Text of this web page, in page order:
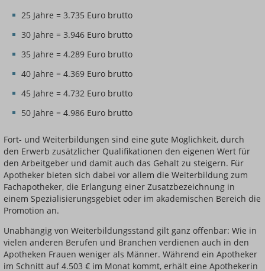
25 Jahre = 3.735 Euro brutto
30 Jahre = 3.946 Euro brutto
35 Jahre = 4.289 Euro brutto
40 Jahre = 4.369 Euro brutto
45 Jahre = 4.732 Euro brutto
50 Jahre = 4.986 Euro brutto
Fort- und Weiterbildungen sind eine gute Möglichkeit, durch
den Erwerb zusätzlicher Qualifikationen den eigenen Wert für
den Arbeitgeber und damit auch das Gehalt zu steigern. Für
Apotheker bieten sich dabei vor allem die Weiterbildung zum
Fachapotheker, die Erlangung einer Zusatzbezeichnung in
einem Spezialisierungsgebiet oder im akademischen Bereich die
Promotion an.
Unabhängig von Weiterbildungsstand gilt ganz offenbar: Wie in
vielen anderen Berufen und Branchen verdienen auch in den
Apotheken Frauen weniger als Männer. Während ein Apotheker
im Schnitt auf 4.503 € im Monat kommt, erhält eine Apothekerin